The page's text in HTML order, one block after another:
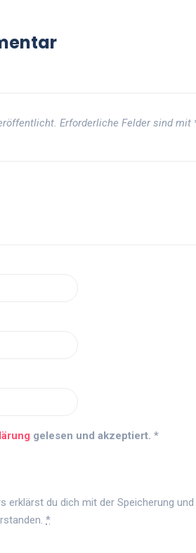
Erforderliche Felder sind mit
gelesen und akzeptiert. *
erklärst du dich mit der Speicherung
*